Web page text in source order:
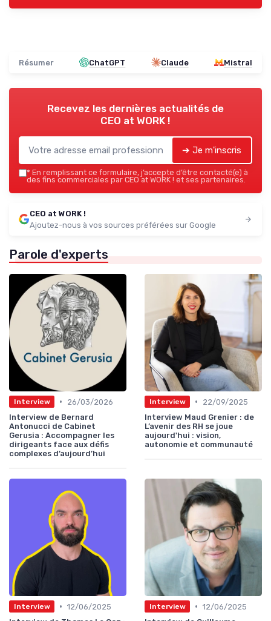
Résumer ChatGPT Claude Mistral
Recevez les dernières actualités de
CEO at WORK !
➔ Je m'inscris
* En remplissant ce formulaire, j’accepte d’être contacté(e) à
des fins commerciales par CEO at WORK ! et ses partenaires.
CEO at WORK !
Ajoutez-nous à vos sources préférées sur Google
Parole d'experts
Interview •
26/03/2026
Interview de Bernard
Antonucci de Cabinet
Gerusia : Accompagner les
dirigeants face aux défis
complexes d’aujourd’hui
Interview •
22/09/2025
Interview Maud Grenier : de
L’avenir des RH se joue
aujourd'hui : vision,
autonomie et communauté
Interview • 12/06/2025
Interview • 12/06/2025